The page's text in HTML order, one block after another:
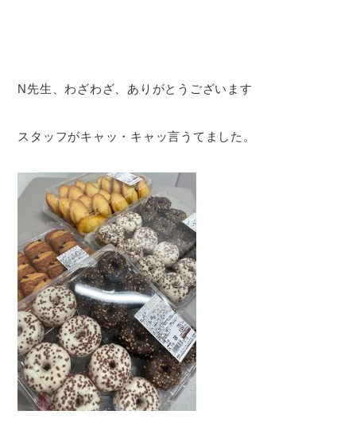
N先生、わざわざ、ありがとうございます
スタッフがキャッ・キャッ言うてました。